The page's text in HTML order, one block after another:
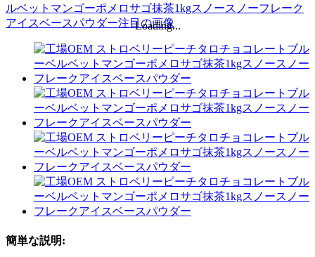
Loading...
簡単な説明: